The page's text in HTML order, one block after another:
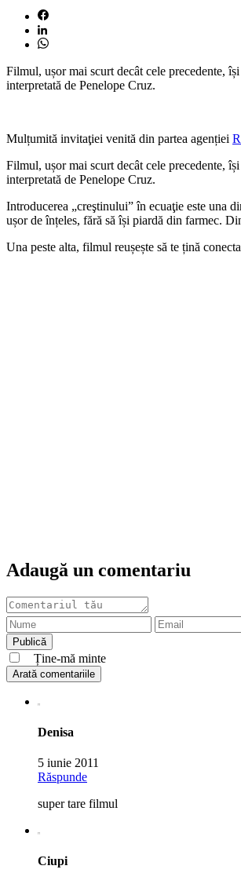
Filmul, ușor mai scurt decât cele precedente,
interpretată de Penelope Cruz.
Mulțumită invitaţiei venită din partea agenției
Filmul, ușor mai scurt decât cele precedente,
interpretată de Penelope Cruz.
Introducerea „creştinului” în ecuaţie este una
ușor de înțeles, fără să își piardă din farmec.
Una peste alta, filmul reușește să te țină
Adaugă un comentariu
Ține-mă minte
Arată comentariile
Denisa
5 iunie 2011
Răspunde
super tare filmul
Ciupi